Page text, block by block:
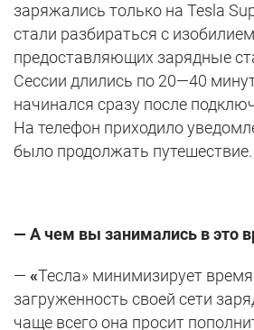
заряжались только на Tesla
стали разбираться с
предоставляющих зарядные
Сессии длились по 20—40
начинался сразу после
На телефон приходило
было продолжать путешествие.
— А чем вы занимались в это
— «Тесла» минимизирует время
загруженность своей сети
чаще всего она просит